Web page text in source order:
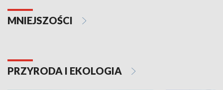
MNIEJSZOŚCI
PRZYRODA I EKOLOGIA